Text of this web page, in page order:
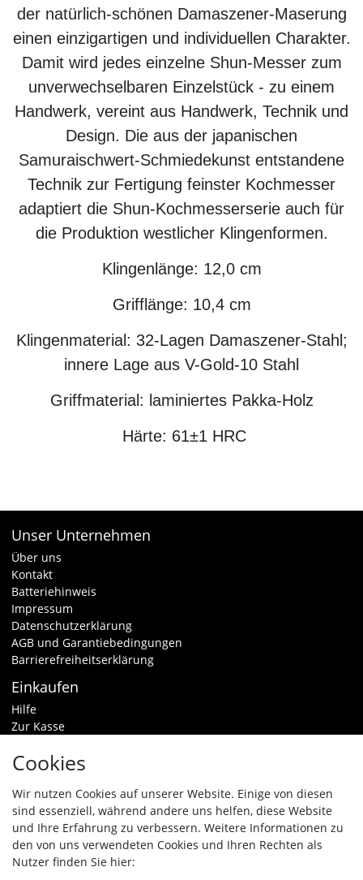
der natürlich-schönen Damaszener-Maserung
einen einzigartigen und individuellen Charakter.
Damit wird jedes einzelne Shun-Messer zum
unverwechselbaren Einzelstück - zu einem
Handwerk, vereint aus Handwerk, Technik und
Design. Die aus der japanischen
Samuraischwert-Schmiedekunst entstandene
Technik zur Fertigung feinster Kochmesser
adaptiert die Shun-Kochmesserserie auch für
die Produktion westlicher Klingenformen.
Klingenlänge: 12,0 cm
Grifflänge: 10,4 cm
Klingenmaterial: 32-Lagen Damaszener-Stahl;
innere Lage aus V-Gold-10 Stahl
Griffmaterial: laminiertes Pakka-Holz
Härte: 61±1 HRC
Unser Unternehmen
Über uns
Kontakt
Batteriehinweis
Impressum
Datenschutzerklärung
AGB und Garantiebedingungen
Barrierefreiheitserklärung
Einkaufen
Hilfe
Zur Kasse
Zahlungsarten & Versand
Vertrag widerrufen
Zahlungsarten
Cookies
Wir nutzen Cookies auf unserer Website. Einige von diesen
sind essenziell, während andere uns helfen, diese Website
und Ihre Erfahrung zu verbessern. Weitere Informationen zu
den von uns verwendeten Cookies und Ihren Rechten als
Nutzer finden Sie hier: